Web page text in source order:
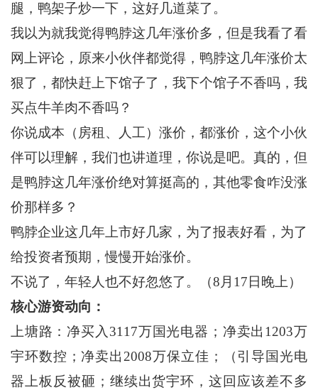
腿，鸭架子炒一下，这好几道菜了。
我以为就我觉得鸭脖这几年涨价多，但是我看了看
网上评论，原来小伙伴都觉得，鸭脖这几年涨价太
狠了，都快赶上下馆子了，我下个馆子不香吗，我
买点牛羊肉不香吗？
你说成本（房租、人工）涨价，都涨价，这个小伙
伴可以理解，我们也讲道理，你说是吧。真的，但
是鸭脖这几年涨价绝对算挺高的，其他零食咋没涨
价那样多？
鸭脖企业这几年上市好几家，为了报表好看，为了
给投资者预期，慢慢开始涨价。
不说了，年轻人也不好忽悠了。（8月17日晚上）
核心游资动向：
上塘路：净买入3117万国光电器；净卖出1203万
宇环数控；净卖出2008万保立佳；（引导国光电
器上板反被砸；继续出货宇环，这回应该差不多